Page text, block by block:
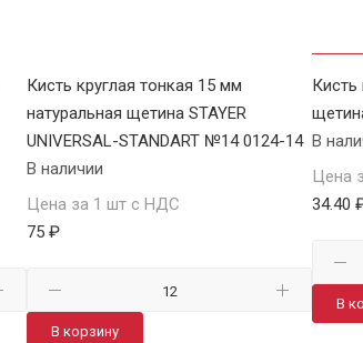
Кисть круглая тонкая 15 мм
натуральная щетина STAYER
UNIVERSAL-STANDART №14 0124-14
В наличии
Цена за 1 шт с НДС
75 ₽
В корзину
Кисть
В
Цена
34.40
В